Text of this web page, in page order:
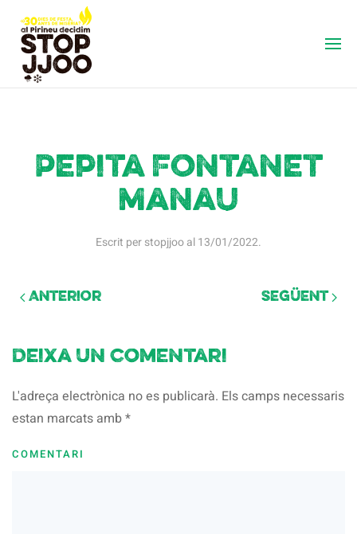
Pepita Fontanet
Manau
Escrit perstopjjooal13/01/2022.
Anterior Següent
Deixa un comentari
L'adreça electrònica no es publicarà. Els camps necessaris
estan marcats amb*
COMENTARI